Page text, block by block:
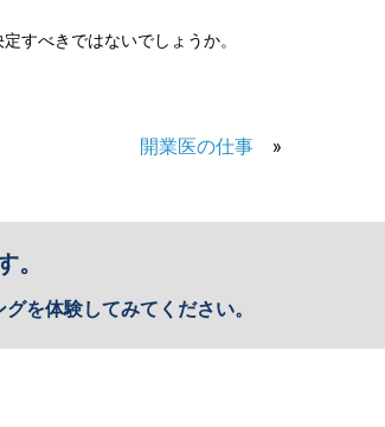
すべきではないでしょうか。
開業医の仕事 »
。
を体験してみてください。